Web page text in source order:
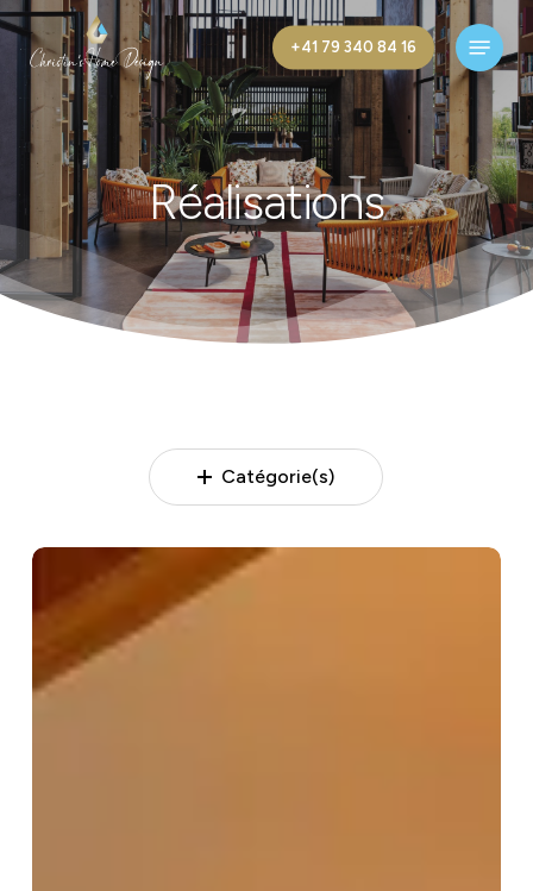
Skip
main
content
+41 79 340 84 16
Menu
Réalisations
Catégorie(s)
Logement
locatif